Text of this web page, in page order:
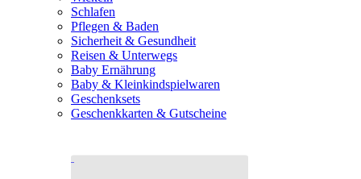
Schlafen
Pflegen & Baden
Sicherheit & Gesundheit
Reisen & Unterwegs
Baby Ernährung
Baby & Kleinkindspielwaren
Geschenksets
Geschenkkarten & Gutscheine